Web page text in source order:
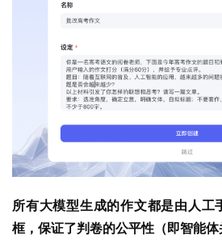
所有大模型生成的作文都是由人工
框，保证了判卷的公平性（即智能体